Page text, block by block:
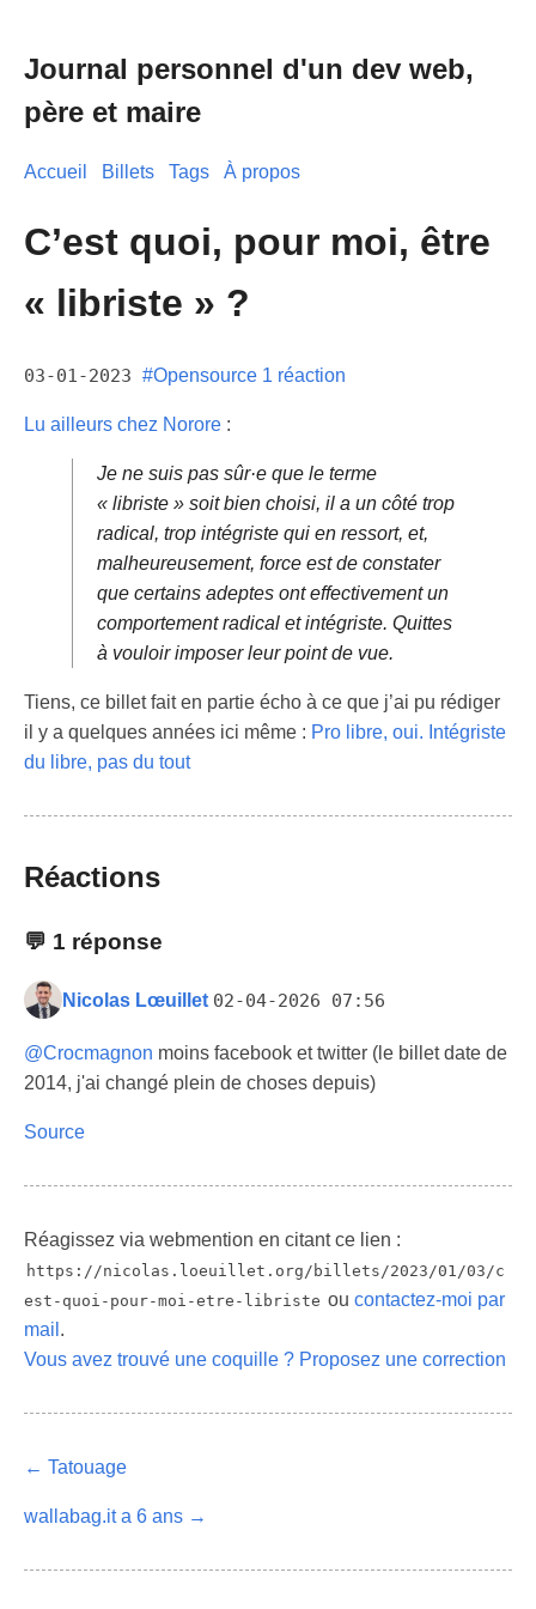
Journal personnel d'un dev web,
père et maire
Accueil Billets Tags À propos
C’est quoi, pour moi, être
« libriste » ?
03-01-2023 #Opensource 1 réaction
Lu ailleurs chez Norore :
Je ne suis pas sûr·e que le terme
« libriste » soit bien choisi, il a un côté trop
radical, trop intégriste qui en ressort, et,
malheureusement, force est de constater
que certains adeptes ont effectivement un
comportement radical et intégriste. Quittes
à vouloir imposer leur point de vue.
Tiens, ce billet fait en partie écho à ce que j’ai pu rédiger
il y a quelques années ici même : Pro libre, oui. Intégriste
du libre, pas du tout
Réactions
💬 1 réponse
Nicolas Lœuillet 02-04-2026 07:56
@Crocmagnon moins facebook et twitter (le billet date de
2014, j'ai changé plein de choses depuis)
Source
Réagissez via webmention en citant ce lien :
https://nicolas.loeuillet.org/billets/2023/01/03/c
est-quoi-pour-moi-etre-libriste ou contactez-moi par
mail .
Vous avez trouvé une coquille ? Proposez une correction
← Tatouage
wallabag.it a 6 ans →